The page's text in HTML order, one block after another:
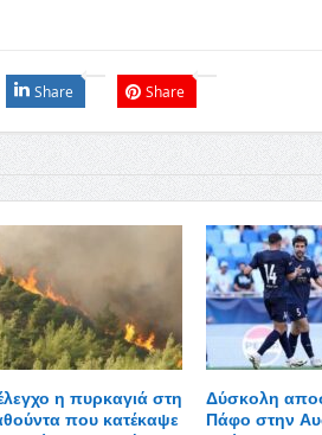
Share Share
η πυρκαγιά στη
που κατέκαψε
Δύσκολη
Πάφο στην